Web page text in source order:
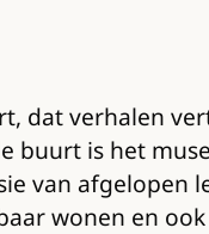
dat verhalen
is het
van afgelopen
wonen en